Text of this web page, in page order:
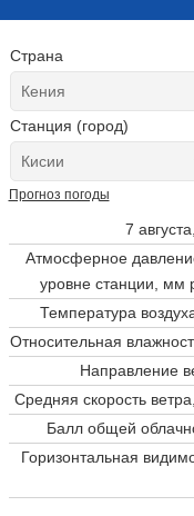
Страна
Станция (город)
Прогноз погоды
7
Атмосферное
уровне станции, мм
Температура
Относительная
Направление
Средняя скорость
Балл общей
Горизонтальная